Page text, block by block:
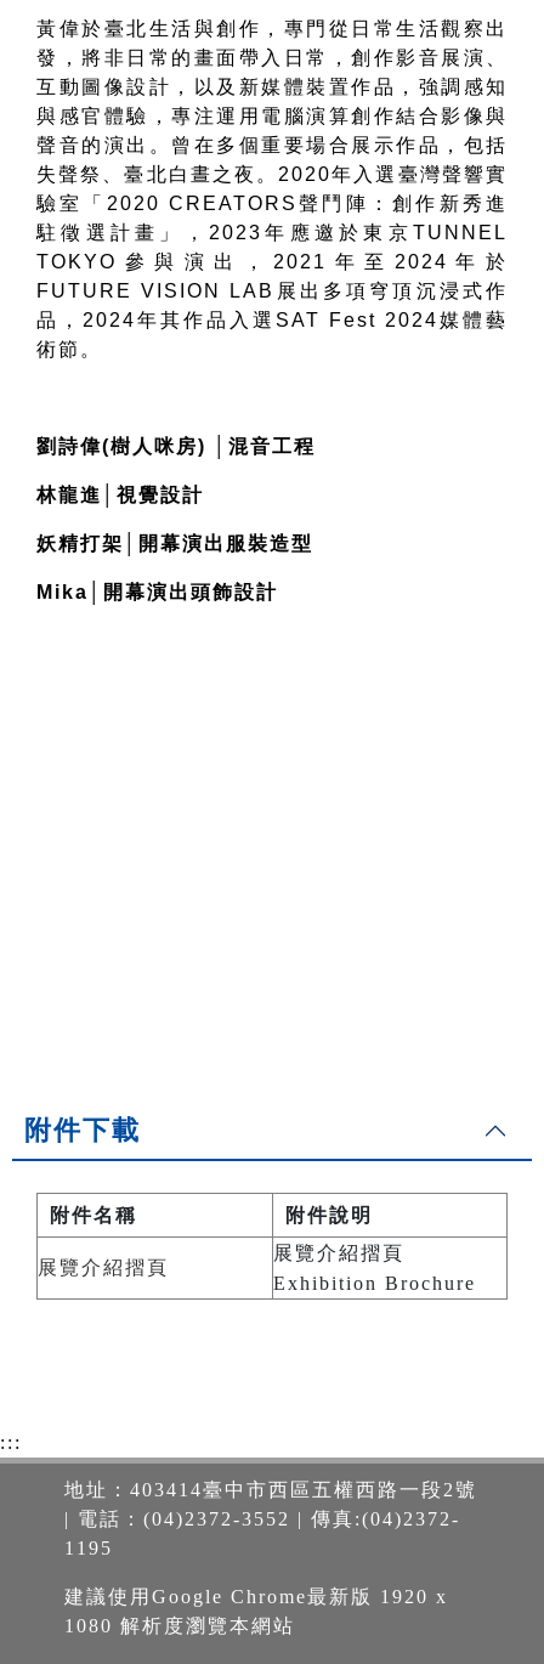
黃偉於臺北生活與創作，專門從日常生活觀察出
發，將非日常的畫面帶入日常，創作影音展演、
互動圖像設計，以及新媒體裝置作品，強調感知
與感官體驗，專注運用電腦演算創作結合影像與
聲音的演出。曾在多個重要場合展示作品，包括
失聲祭、臺北白晝之夜。 2020年入選臺灣聲響實
驗室「 2020 CREATORS 聲鬥陣：創作新秀進
駐徵選計畫」， 2023 年應邀於東京 TUNNEL
TOKYO 參與演出， 2021 年至 2024 年於
FUTURE VISION LAB 展出多項穹頂沉浸式作
品， 2024年其作品入選 SAT Fest 2024媒體藝
術節。
劉詩偉(樹人咪房) │ 混音工程
林龍進 視覺設計
妖精打架 開幕演出服裝造型
Mika│ 開幕演出頭飾設計
附件下載
附件名稱 附件說明
展覽介紹摺頁
展覽介紹摺頁
Exhibition Brochure
:::
地址：403414臺中市西區五權西路一段2號
| 電話：(04)2372-3552 | 傳真:(04)2372-
1195
建議使用Google Chrome最新版 1920 x
1080 解析度瀏覽本網站